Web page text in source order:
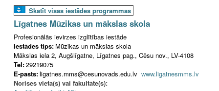
Skatīt visas iestādes programmas
Līgatnes Mūzikas un mākslas skola
Profesionālās ievirzes izglītības iestāde
Iestādes tips: Mūzikas un mākslas skola
Mākslas iela 2, Augšlīgatne, Līgatnes pag., Cēsu nov., LV-4108
Tel:29219075
E-pasts:ligatnes.mms@cesunovads.edu.lv www.ligatnesmms.lv
Norises vieta(s) vai fakultāte(s):